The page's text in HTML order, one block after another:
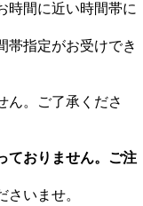
時間に近い時間帯に
帯指定がお受けでき
ん。ご了承くださ
ておりません。ご注
さいませ。